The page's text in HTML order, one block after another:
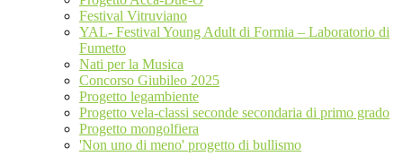
Festival Vitruviano
YAL- Festival Young Adult di Formia – Laboratorio di
Fumetto
Nati per la Musica
Concorso Giubileo 2025
Progetto legambiente
Progetto vela-classi seconde secondaria di primo grado
Progetto mongolfiera
'Non uno di meno' progetto di bullismo